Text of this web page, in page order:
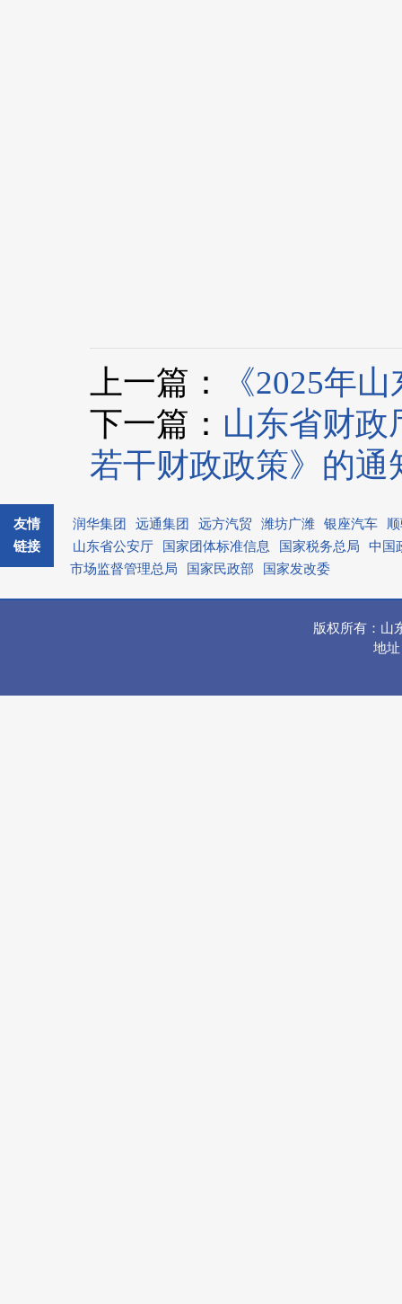
上一篇：
《2025年
下一篇： 山东省财政
若干财政政策》的通
友情
链接
润华集团 远通集团 远方汽贸 潍坊广潍 银座汽车
山东省公安厅
国家团体标准信息 国家税务总局
中国
市场监督管理总局
国家民政部 国家发改委
版权所有：山
地址